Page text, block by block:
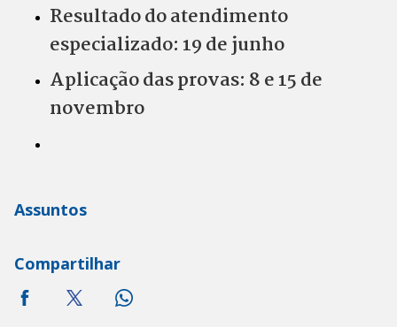
Resultado do atendimento
especializado: 19 de junho
Aplicação das provas: 8 e 15 de
novembro
Assuntos
Compartilhar